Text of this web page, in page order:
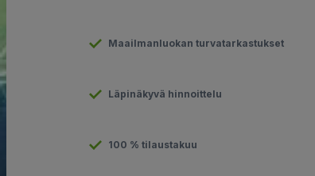
Maailmanluokan turvatarkastukset
Läpinäkyvä hinnoittelu
100 % tilaustakuu